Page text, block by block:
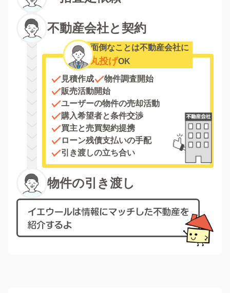
不動産会社と契約
面倒なことは不動産会社に
丸投げOK
見積作成
物件調査開始
販売活動開始
ユーザーの物件の売却活動
購入希望者と条件交渉
買主と売買契約提携
ローン残債支払いの手配
引き渡しの立ち合い
物件の引き渡し